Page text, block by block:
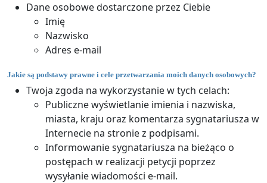
Dane osobowe dostarczone przez Ciebie
Imię
Nazwisko
Adres e-mail
Jakie są podstawy prawne i cele przetwarzania moich danych osobowych?
Twoja zgoda na wykorzystanie w tych celach:
Publiczne wyświetlanie imienia i nazwiska,
miasta, kraju oraz komentarza sygnatariusza w
Internecie na stronie z podpisami.
Informowanie sygnatariusza na bieżąco o
postępach w realizacji petycji poprzez
wysyłanie wiadomości e-mail.